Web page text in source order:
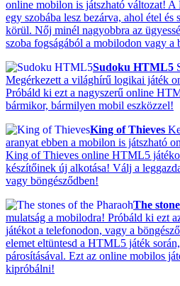
online mobilon is játszható változat!
egy szobába lesz bezárva, ahol étel és
körül. Nőj minél nagyobbra az
szoba fogságából a mobilodon vagy a
Sudoku HTML5
Megérkezett a világhírű logikai játék
Próbáld ki ezt a nagyszerű online
bármikor, bármilyen mobil eszközzel!
King of Thieves
aranyat ebben a mobilon is játszható
King of Thieves online HTML5
készítőinek új alkotása! Válj a
vagy böngésződben!
The
mulatság a mobilodra! Próbáld ki ezt
játékot a telefonodon, vagy a
elemet eltüntesd a HTML5 játék
párosításával. Ezt az online mobilos
kipróbálni!